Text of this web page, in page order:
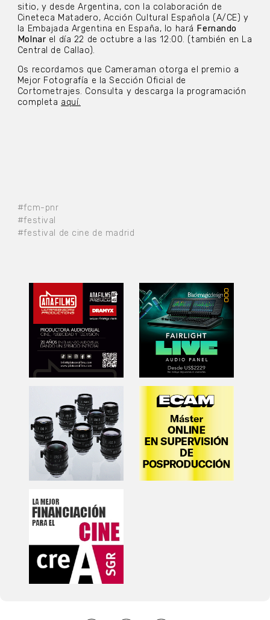
#fcm-pnr
#festival
#festival de cine de madrid
sitio, y desde Argentina, con la colaboración de
Cineteca Matadero, Acción Cultural Española (A/CE) y
la Embajada Argentina en España, lo hará Fernando
Molnar el día 22 de octubre a las 12:00. (también en La
Central de Callao).
Os recordamos que Cameraman otorga el premio a
Mejor Fotografía e la Sección Oficial de
Cortometrajes. Consulta y descarga la programación
completa aquí.